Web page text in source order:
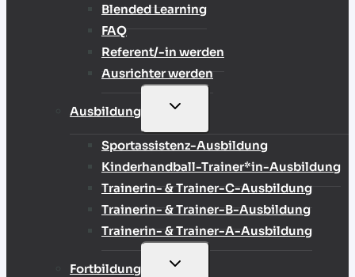
Blended Learning
FAQ
Referent/-in werden
Ausrichter werden
Ausbildung
UNTERMENÜ
Sportassistenz-Ausbildung
Kinderhandball-Trainer*in-Ausbildung
Trainerin- & Trainer-C-Ausbildung
Trainerin- & Trainer-B-Ausbildung
Trainerin- & Trainer-A-Ausbildung
Fortbildung
UNTERMENÜ